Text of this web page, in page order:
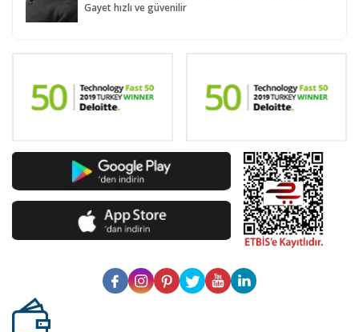
Gayet hızlı ve güvenilir